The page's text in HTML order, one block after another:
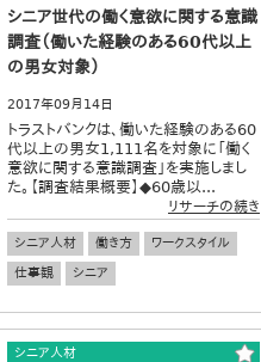
シニア世代の働く意欲に関する意識
調査（働いた経験のある60代以上
の男女対象）
2017年09月14日
トラストバンクは、働いた経験のある60
代以上の男女1,111名を対象に「働く
意欲に関する意識調査」を実施しまし
た。【調査結果概要】◆60歳以...
リサーチの続き
シニア人材 働き方
ワークスタイル
仕事観
シニア
シニア人材